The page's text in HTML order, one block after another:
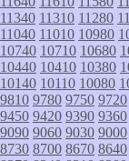
11340 11310 11280
11040 11010 10980
10740 10710 10680
10440 10410 10380
10140 10110 10080
9810 9780 9750 9720
9450 9420 9390 9360
9090 9060 9030 9000
8730 8700 8670 8640